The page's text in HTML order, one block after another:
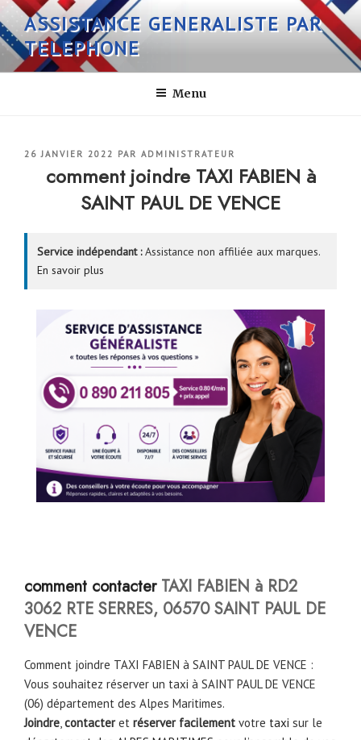
Aller
au
contenu
principal
ASSISTANCE GENERALISTE PAR
TELEPHONE
Menu
PUBLIÉ
26 JANVIER 2022 PAR ADMINISTRATEUR
comment joindre TAXI FABIEN à
SAINT PAUL DE VENCE
Service indépendant :Assistance non affiliée aux marques.
En savoir plus
comment contacterTAXI FABIEN à RD2
3062 RTE SERRES, 06570 SAINT PAUL DE
VENCE
Comment joindre TAXI FABIEN à SAINT PAUL DE VENCE :
Vous souhaitez réserver un taxi à SAINT PAUL DE VENCE
(06) département des Alpes Maritimes.
Joindre,contacteret réserver facilement votre taxi sur le